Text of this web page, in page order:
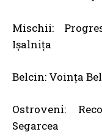
Mischii:
Ișalnița
Belcin: Voința
Ostroveni:
Segarcea